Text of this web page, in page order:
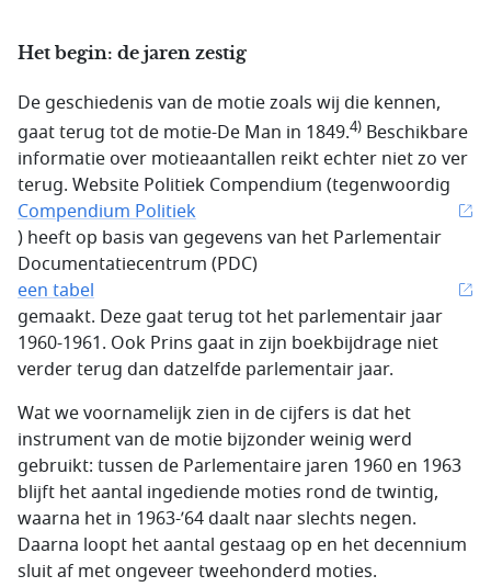
Het begin: de jaren zestig
De geschiedenis van de motie zoals wij die kennen,
gaat terug tot de motie-De Man in 1849.4) Beschikbare
informatie over motieaantallen reikt echter niet zo ver
terug. Website Politiek Compendium (tegenwoordig
Compendium Politiek
) heeft op basis van gegevens van het Parlementair
Documentatiecentrum (PDC)
een tabel
gemaakt. Deze gaat terug tot het parlementair jaar
1960-1961. Ook Prins gaat in zijn boekbijdrage niet
verder terug dan datzelfde parlementair jaar.
Wat we voornamelijk zien in de cijfers is dat het
instrument van de motie bijzonder weinig werd
gebruikt: tussen de Parlementaire jaren 1960 en 1963
blijft het aantal ingediende moties rond de twintig,
waarna het in 1963-’64 daalt naar slechts negen.
Daarna loopt het aantal gestaag op en het decennium
sluit af met ongeveer tweehonderd moties.